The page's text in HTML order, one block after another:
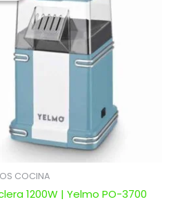
COCINA
1200W | Yelmo PO-3700
era:
$ 4.510,00.
es:
$ 3.608,00.